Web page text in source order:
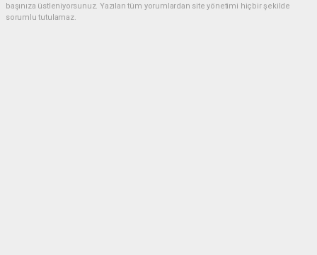
başınıza üstleniyorsunuz. Yazılan tüm yorumlardan site yönetimi hiçbir şekilde
sorumlu tutulamaz.